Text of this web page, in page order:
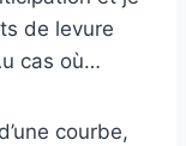
de levure
cas où…
courbe,